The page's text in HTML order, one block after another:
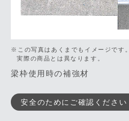
※この写真はあくまでもイメージです。
実際の商品とは異なります。
梁枠使用時の補強材
安全のためにご確認ください